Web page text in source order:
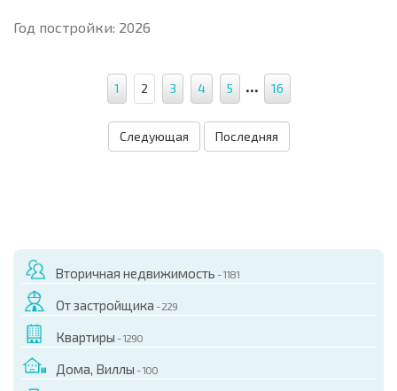
Год постройки: 2026
1 2 3 4 5 ... 16
Следующая Последняя
Вторичная недвижимость - 1181
От застройщика - 229
Квартиры - 1290
Дома, Виллы - 100